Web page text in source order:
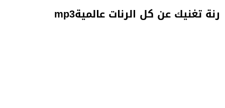
رنة تغنيك عن كل الرنات عالميةmp3